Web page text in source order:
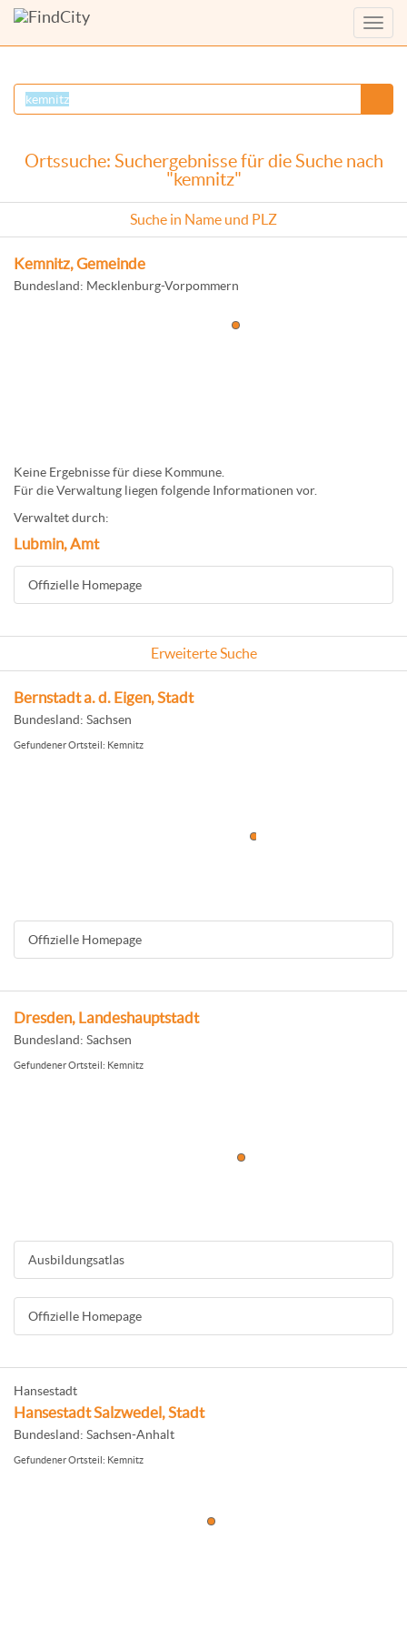
Menü
Ortssuche: Suchergebnisse für die Suche nach
"kemnitz"
Suche in Name und PLZ
Kemnitz, Gemeinde
Bundesland: Mecklenburg-Vorpommern
Keine Ergebnisse für diese Kommune.
Für die Verwaltung liegen folgende Informationen vor.
Verwaltet durch:
Lubmin, Amt
Offizielle Homepage
Erweiterte Suche
Bernstadt a. d. Eigen, Stadt
Bundesland: Sachsen
Gefundener Ortsteil: Kemnitz
Offizielle Homepage
Dresden, Landeshauptstadt
Bundesland: Sachsen
Gefundener Ortsteil: Kemnitz
Ausbildungsatlas
Offizielle Homepage
Hansestadt
Hansestadt Salzwedel, Stadt
Bundesland: Sachsen-Anhalt
Gefundener Ortsteil: Kemnitz